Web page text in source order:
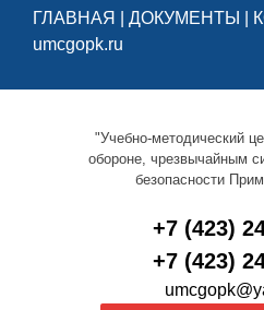
ГЛАВНАЯ ДОКУМЕНТЫ
umcgopk.ru
"Учебно-методический
обороне, чрезвычайным
безопасности
+7 (423)
+7 (423)